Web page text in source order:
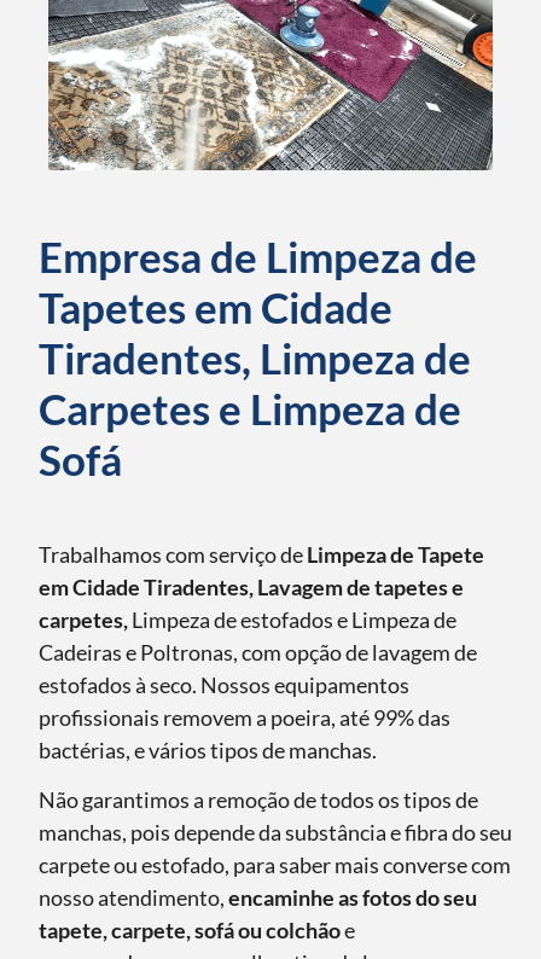
Empresa de Limpeza de
Tapetes em Cidade
Tiradentes, Limpeza de
Carpetes e Limpeza de
Sofá
Trabalhamos com serviço deLimpeza de Tapete
em Cidade Tiradentes, Lavagem de tapetes e
carpetes,Limpeza de estofados e Limpeza de
Cadeiras e Poltronas, com opção de lavagem de
estofados à seco. Nossos equipamentos
profissionais removem a poeira, até 99% das
bactérias, e vários tipos de manchas.
Não garantimos a remoção de todos os tipos de
manchas, pois depende da substância e fibra do seu
carpete ou estofado, para saber mais converse com
nosso atendimento,encaminhe as fotos do seu
tapete, carpete, sofá ou colchãoe